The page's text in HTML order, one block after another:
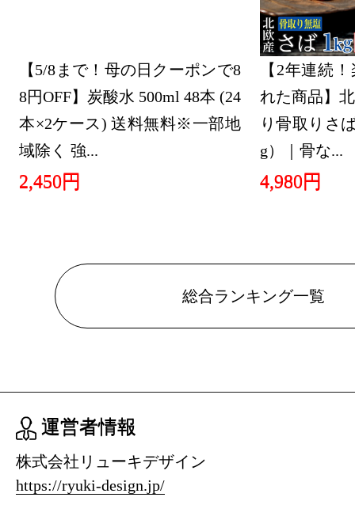
【5/8まで！母の日クーポンで8
8円OFF】炭酸水 500ml 48本 (24
本×2ケース) 送料無料※一部地
域除く 強...
2,450円
【2年連続
れた商品】
り骨取りさ
g）｜骨な...
4,980円
総合ランキング一覧
運営者情報
株式会社リューキデザイン
https://ryuki-design.jp/